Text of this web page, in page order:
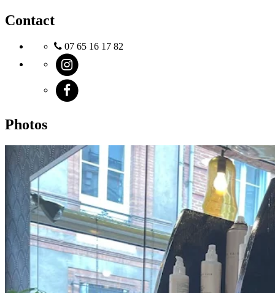
Contact
07 65 16 17 82
Photos